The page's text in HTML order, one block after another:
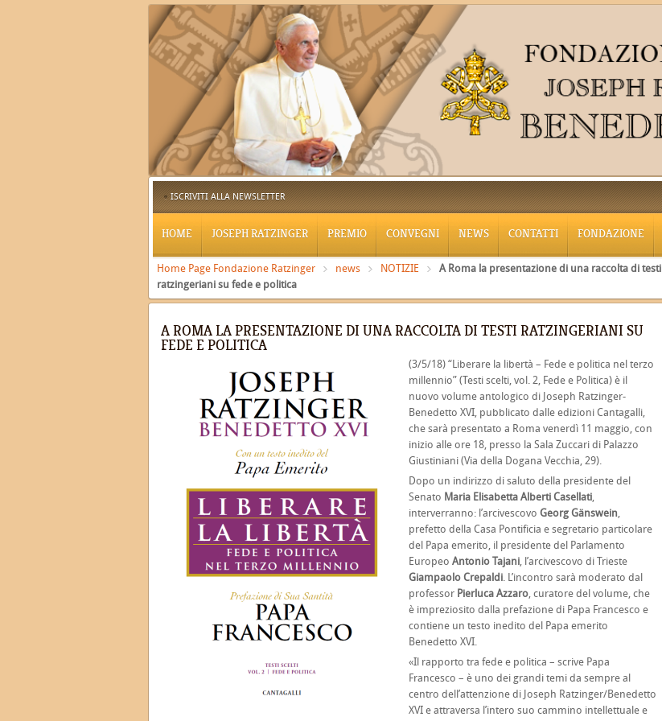
ISCRIVITI ALLA NEWSLETTER
HOME JOSEPH RATZINGER PREMIO CONVEGNI NEWS CONTATTI FONDAZIONE
Home Page Fondazione Ratzinger news NOTIZIE
A Roma la presentazione di una raccolta di testi
ratzingeriani su fede e politica
A ROMA LA PRESENTAZIONE DI UNA RACCOLTA DI TESTI RATZINGERIANI SU
FEDE E POLITICA
(3/5/18) “Liberare la libertà – Fede e politica nel terzo
millennio” (Testi scelti, vol. 2, Fede e Politica) è il
nuovo volume antologico di Joseph Ratzinger-
Benedetto XVI, pubblicato dalle edizioni Cantagalli,
che sarà presentato a Roma venerdì 11 maggio, con
inizio alle ore 18, presso la Sala Zuccari di Palazzo
Giustiniani (Via della Dogana Vecchia, 29).
Dopo un indirizzo di saluto della presidente del
Senato Maria Elisabetta Alberti Casellati
interverranno: l’arcivescovo Georg Gänswein
prefetto della Casa Pontificia e segretario particolare
del Papa emerito, il presidente del Parlamento
Europeo Antonio Tajani , l’arcivescovo di Trieste
Giampaolo Crepaldi . L’incontro sarà moderato dal
professor Pierluca Azzaro , curatore del volume, che
è impreziosito dalla prefazione di Papa Francesco e
contiene un testo inedito del Papa emerito
Benedetto XVI.
«Il rapporto tra fede e politica – scrive Papa
Francesco – è uno dei grandi temi da sempre al
centro dell’attenzione di Joseph Ratzinger/Benedetto
XVI e attraversa l’intero suo cammino intellettuale e